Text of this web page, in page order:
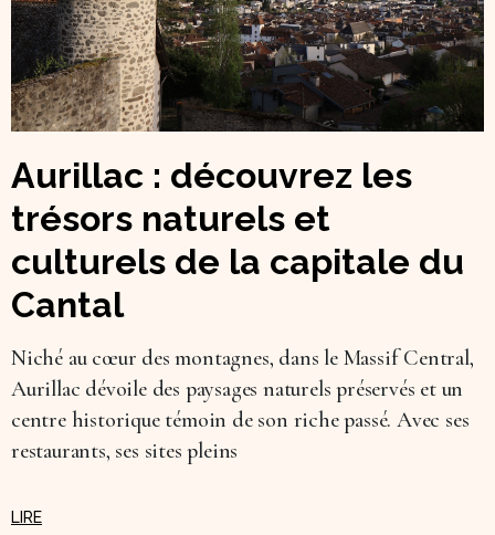
Aurillac : découvrez les
trésors naturels et
culturels de la capitale du
Cantal
Niché au cœur des montagnes, dans le Massif Central,
Aurillac dévoile des paysages naturels préservés et un
centre historique témoin de son riche passé. Avec ses
restaurants, ses sites pleins